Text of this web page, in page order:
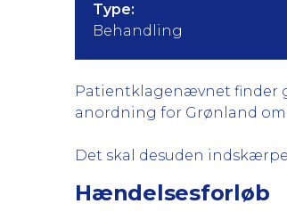
Type:
Behandling
Patientklagenævnet finder
anordning for Grønland om
Det skal desuden
Hændelsesforløb